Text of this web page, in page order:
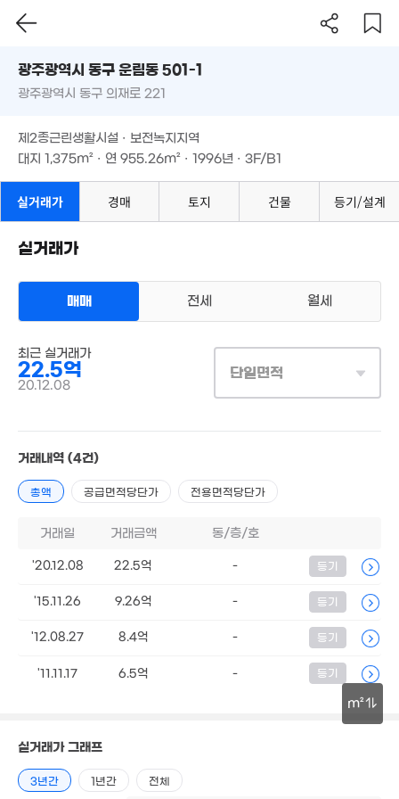
1,375m²/연955m²
계약일 '20. 12
'20. 04
'20. 03
필터 매물 탐색
광주시 동구 운림동 501-1
대지1,375m² · 연 955.26m²· 1996년 · 3F/B1
m²
광주광역시 동구 운림동 501-1
광주광역시 동구 의재로 221
제2종근린생활시설 · 보전녹지지역
대지 1,375m² · 연 955.26m² · 1996년 · 3F/B1
실거래가 경매 토지 건물 등기/설계
실거래가
매매 전세 월세
최근 실거래가
22.5억
20.12.08
단일면적
거래내역 (4건)
총액 공급면적당단가 전용면적당단가
거래일 거래금액 동/층/호
'20.12.08 22.5억 - 등기
'15.11.26 9.26억 - 등기
'12.08.27 8.4억 - 등기
'11.11.17 6.5억 - 등기
실거래가 그래프
3년간 1년간 전체